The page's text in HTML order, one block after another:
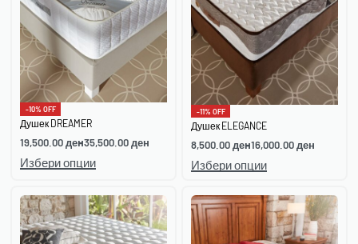
-10% OFF
Душек DREAMER
19,500.00ден35,500.00ден
Избери опции
-11% OFF
Душек ELEGANCE
8,500.00ден16,000.00ден
Избери опции